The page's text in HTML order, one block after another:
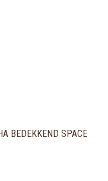
BEDEKKEND SPACE